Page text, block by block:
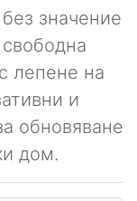
значение
лепене на
и
обновяване
дом.